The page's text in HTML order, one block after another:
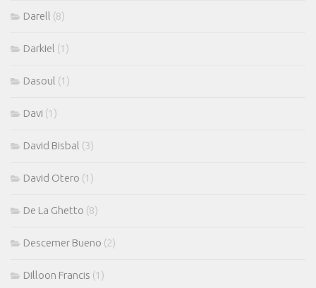
Darell (8)
Darkiel (1)
Dasoul (1)
Davi (1)
David Bisbal (3)
David Otero (1)
De La Ghetto (8)
Descemer Bueno (2)
Dilloon Francis (1)